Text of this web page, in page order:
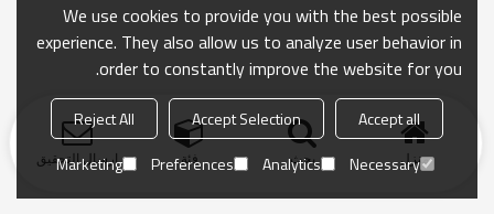
منزل بحث فئة ارسال التحقيق
We use cookies to provide you with the best possible
experience. They also allow us to analyze user behavior in
order to constantly improve the website for you.
Accept all
Accept Selection
Reject All
Necessary
Analytics
Preferences
Marketing